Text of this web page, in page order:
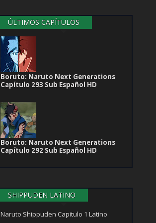
ÚLTIMOS CAPÍTULOS
Boruto: Naruto Next Generations
Capítulo 293 Sub Español HD
Boruto: Naruto Next Generations
Capítulo 292 Sub Español HD
SHIPPUDEN LATINO
Naruto Shippuden Capitulo 1 Latino